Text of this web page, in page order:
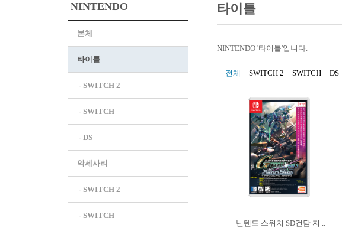
NINTENDO
본체
타이틀
- SWITCH 2
- SWITCH
- DS
악세사리
- SWITCH 2
- SWITCH
타이틀
NINTENDO '타이틀'입니다.
전체 SWITCH 2 SWITCH DS
닌텐도 스위치 SD건담 지 ..